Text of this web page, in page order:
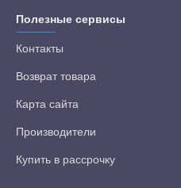
Полезные сервисы
Контакты
Возврат товара
Карта сайта
Производители
Купить в рассрочку